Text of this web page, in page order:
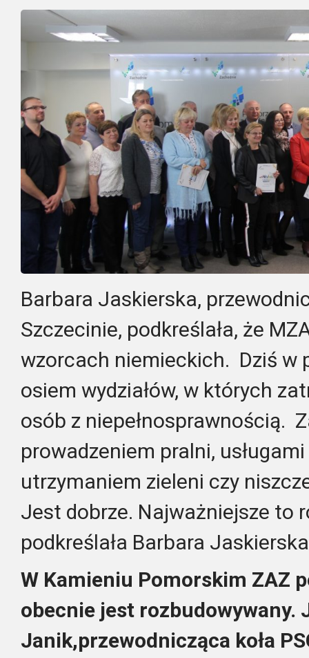
Barbara Jaskierska,
Szczecinie, podkreślała, że
wzorcach niemieckich. Dziś w
osiem wydziałów, w których
osób z niepełnosprawnością.
prowadzeniem pralni,
utrzymaniem zieleni czy
Jest dobrze. Najważniejsze to
podkreślała Barbara
W Kamieniu Pomorskim ZAZ
obecnie jest rozbudowywany.
Janik,przewodnicząca koła